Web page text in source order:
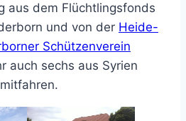
aus dem Flüchtlingsfonds
und von der Heide-
Schützenverein
auch sechs aus Syrien